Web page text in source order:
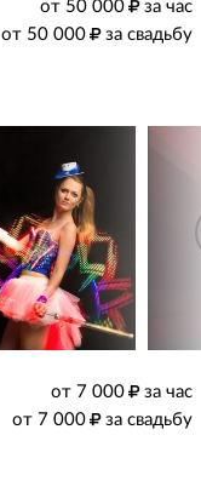
от 50 000
за час
от 50 000
за свадьбу
от 7 000
за час
от 7 000
за свадьбу